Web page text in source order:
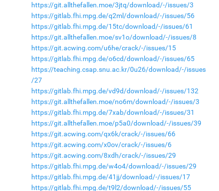
https://git.allthefallen.moe/3jtq/download/-/issues/3
https://gitlab.fhi.mpg.de/q2ml/download/-/issues/56
https://gitlab.fhi.mpg.de/15tc/download/-/issues/61
https://git.allthefallen.moe/sv1o/download/-/issues/8
https://git.acwing.com/u6he/crack/-/issues/15
https://gitlab.fhi.mpg.de/o6cd/download/-/issues/65
https://teaching.csap.snu.ac.kr/0u26/download/-/issues
/27
https://gitlab.fhi.mpg.de/vd9d/download/-/issues/132
https://git.allthefallen.moe/no6m/download/-/issues/3
https://gitlab.fhi.mpg.de/7xab/download/-/issues/31
https://git.allthefallen.moe/p5a0/download/-/issues/39
https://git.acwing.com/qx6k/crack/-/issues/66
https://git.acwing.com/x0ov/crack/-/issues/6
https://git.acwing.com/8xdh/crack/-/issues/29
https://gitlab.fhi.mpg.de/w4o4/download/-/issues/29
https://gitlab.fhi.mpg.de/41jj/download/-/issues/17
https://gitlab.fhi.mpg.de/t9l2/download/-/issues/55